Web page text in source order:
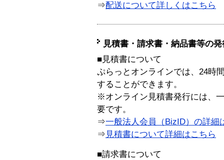
⇒配送について詳しくはこちら
見積書・請求書・納品書等の
■見積書について
ぷらっとオンラインでは、24時
することができます。
※オンライン見積書発行には、
要です。
⇒一般法人会員（BizID）の詳細
⇒ 見積書について詳細はこちら
■請求書について